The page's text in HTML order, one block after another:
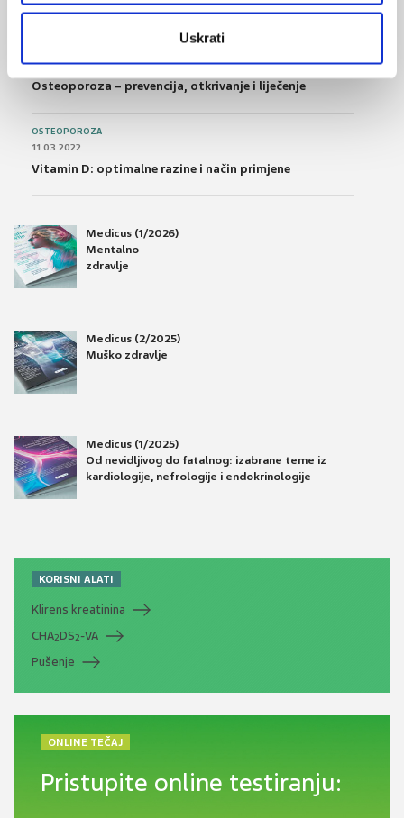
Uskrati
Što su probiotici i kako se proizvode?
28.06.2016.
Osteoporoza – prevencija, otkrivanje i liječenje
OSTEOPOROZA
11.03.2022.
Vitamin D: optimalne razine i način primjene
Medicus (1/2026)
Mentalno
zdravlje
Medicus (2/2025)
Muško zdravlje
Medicus (1/2025)
Od nevidljivog do fatalnog: izabrane teme iz
kardiologije, nefrologije i endokrinologije
KORISNI ALATI
Klirens kreatinina
CHA2DS2-VA
Pušenje
ONLINE TEČAJ
Pristupite online testiranju: